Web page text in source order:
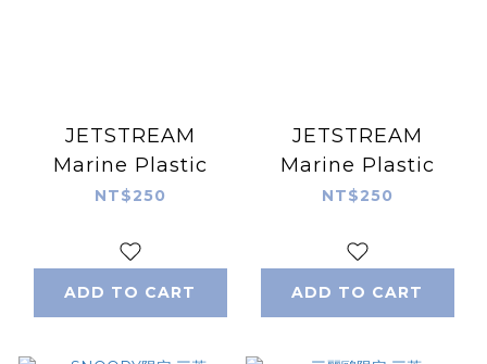
JETSTREAM
Marine Plastic
NT$250
ADD TO CART
JETSTREAM
Marine Plastic
NT$250
ADD TO CART